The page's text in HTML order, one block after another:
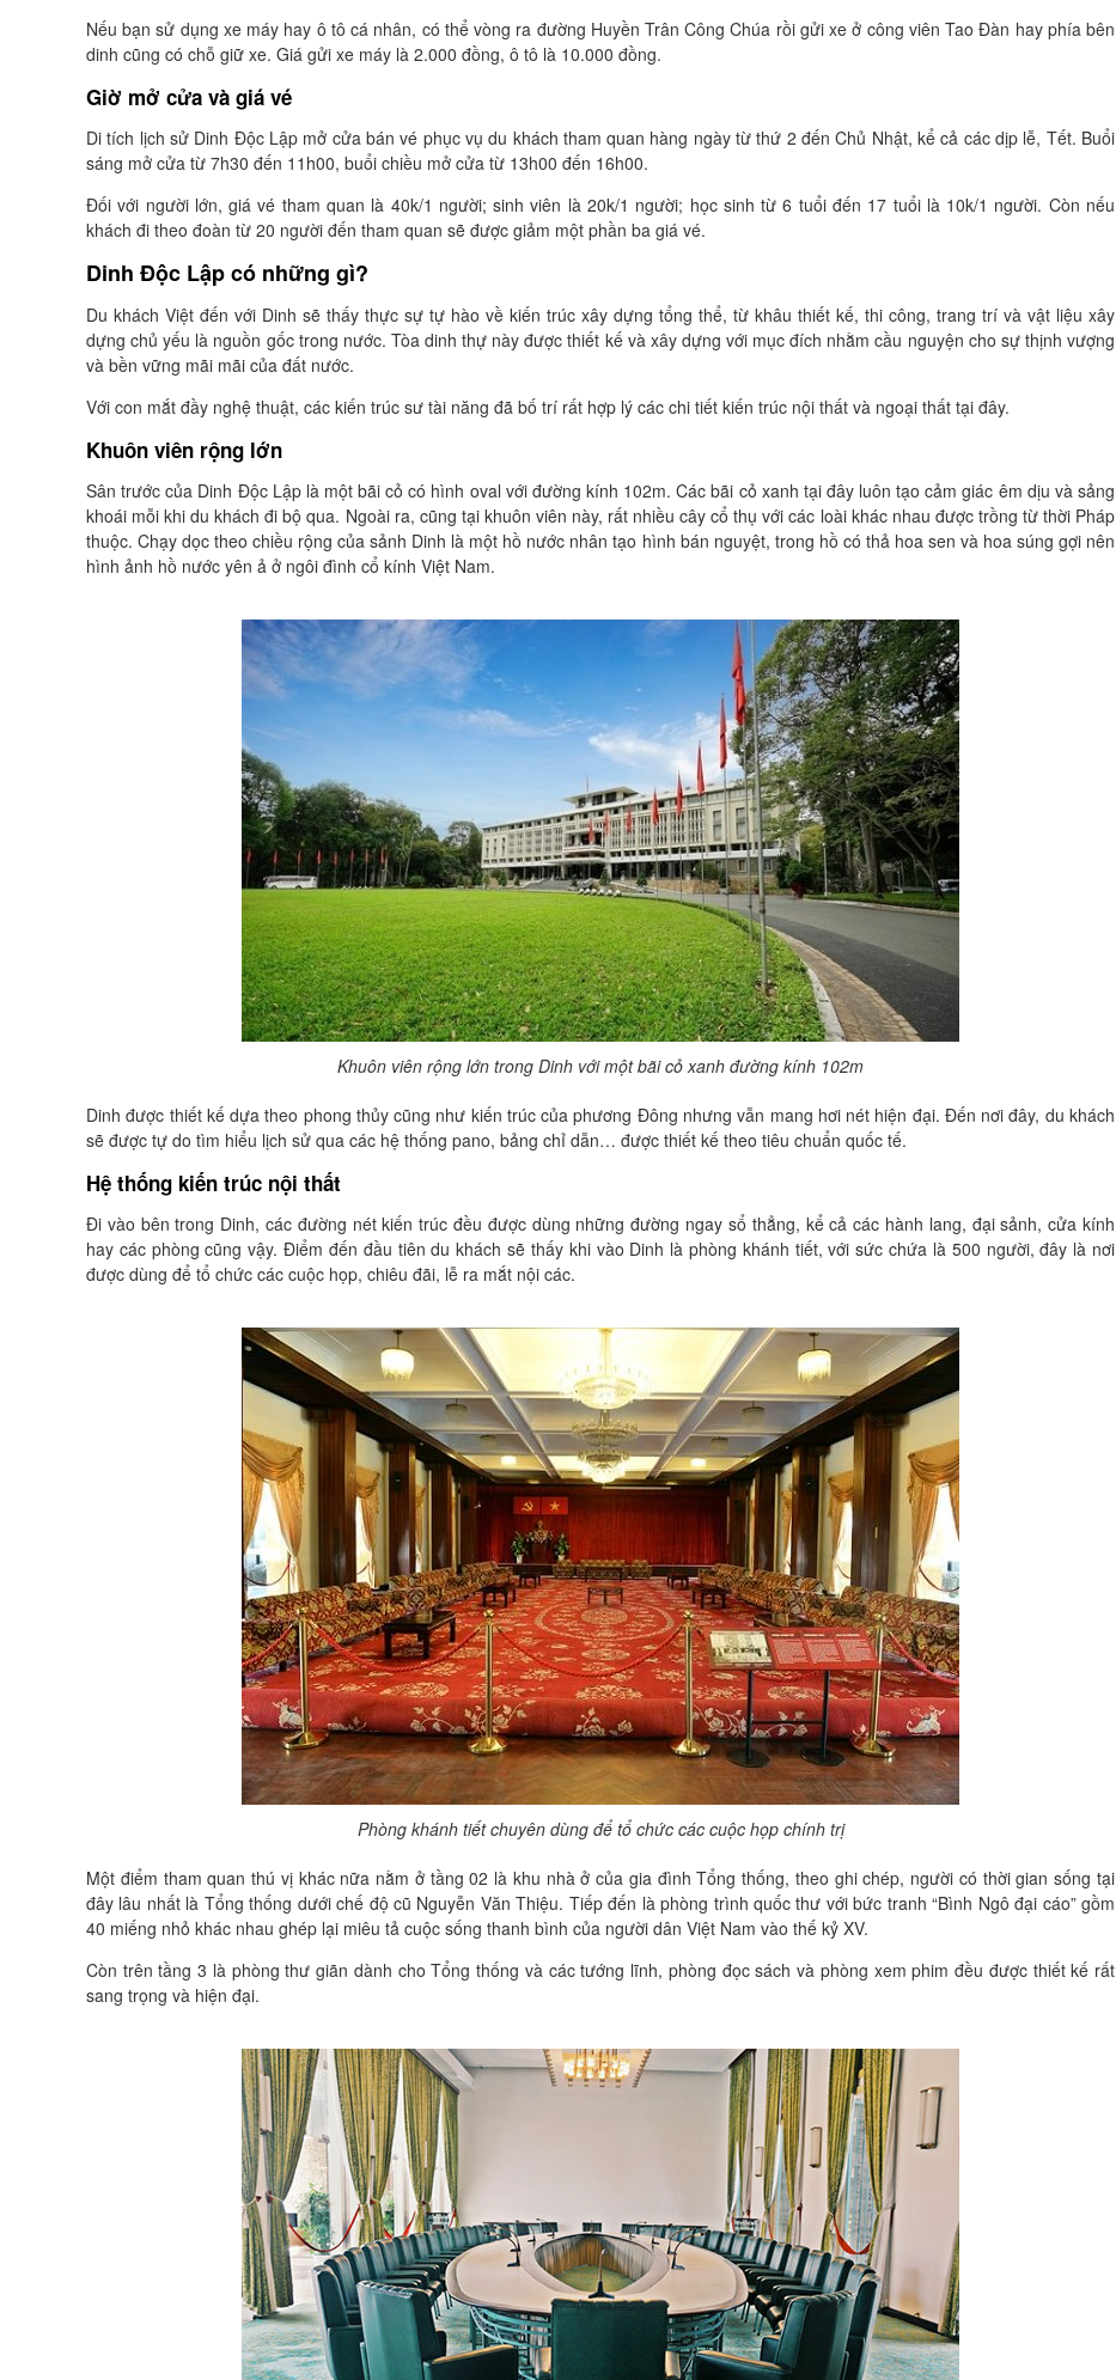
Nếu bạn sử dụng xe máy hay ô tô cá nhân, có thể vòng ra đường Huyền Trân Công Chúa rồi gửi xe ở công viên Tao Đàn hay phía bên
dinh cũng có chỗ giữ xe. Giá gửi xe máy là 2.000 đồng, ô tô là 10.000 đồng.
Giờ mở cửa và giá vé
Di tích lịch sử Dinh Độc Lập mở cửa bán vé phục vụ du khách tham quan hàng ngày từ thứ 2 đến Chủ Nhật, kể cả các dịp lễ, Tết. Buổi
sáng mở cửa từ 7h30 đến 11h00, buổi chiều mở cửa từ 13h00 đến 16h00.
Đối với người lớn, giá vé tham quan là 40k/1 người; sinh viên là 20k/1 người; học sinh từ 6 tuổi đến 17 tuổi là 10k/1 người. Còn nếu
khách đi theo đoàn từ 20 người đến tham quan sẽ được giảm một phần ba giá vé.
Dinh Độc Lập có những gì?
Du khách Việt đến với Dinh sẽ thấy thực sự tự hào về kiến trúc xây dựng tổng thể, từ khâu thiết kế, thi công, trang trí và vật liệu xây
dựng chủ yếu là nguồn gốc trong nước. Tòa dinh thự này được thiết kế và xây dựng với mục đích nhằm cầu nguyện cho sự thịnh vượng
và bền vững mãi mãi của đất nước.
Với con mắt đầy nghệ thuật, các kiến trúc sư tài năng đã bố trí rất hợp lý các chi tiết kiến trúc nội thất và ngoại thất tại đây.
Khuôn viên rộng lớn
Sân trước của Dinh Độc Lập là một bãi cỏ có hình oval với đường kính 102m. Các bãi cỏ xanh tại đây luôn tạo cảm giác êm dịu và sảng
khoái mỗi khi du khách đi bộ qua. Ngoài ra, cũng tại khuôn viên này, rất nhiều cây cổ thụ với các loài khác nhau được trồng từ thời Pháp
thuộc. Chạy dọc theo chiều rộng của sảnh Dinh là một hồ nước nhân tạo hình bán nguyệt, trong hồ có thả hoa sen và hoa súng gợi nên
hình ảnh hồ nước yên ả ở ngôi đình cổ kính Việt Nam.
Khuôn viên rộng lớn trong Dinh với một bãi cỏ xanh đường kính 102m
Dinh được thiết kế dựa theo phong thủy cũng như kiến trúc của phương Đông nhưng vẫn mang hơi nét hiện đại. Đến nơi đây, du khách
sẽ được tự do tìm hiểu lịch sử qua các hệ thống pano, bảng chỉ dẫn… được thiết kế theo tiêu chuẩn quốc tế.
Hệ thống kiến trúc nội thất
Đi vào bên trong Dinh, các đường nét kiến trúc đều được dùng những đường ngay sổ thẳng, kể cả các hành lang, đại sảnh, cửa kính
hay các phòng cũng vậy. Điểm đến đầu tiên du khách sẽ thấy khi vào Dinh là phòng khánh tiết, với sức chứa là 500 người, đây là nơi
được dùng để tổ chức các cuộc họp, chiêu đãi, lễ ra mắt nội các.
Phòng khánh tiết chuyên dùng để tổ chức các cuộc họp chính trị
Một điểm tham quan thú vị khác nữa nằm ở tầng 02 là khu nhà ở của gia đình Tổng thống, theo ghi chép, người có thời gian sống tại
đây lâu nhất là Tổng thống dưới chế độ cũ Nguyễn Văn Thiệu. Tiếp đến là phòng trình quốc thư với bức tranh “Bình Ngô đại cáo” gồm
40 miếng nhỏ khác nhau ghép lại miêu tả cuộc sống thanh bình của người dân Việt Nam vào thế kỷ XV.
Còn trên tầng 3 là phòng thư giãn dành cho Tổng thống và các tướng lĩnh, phòng đọc sách và phòng xem phim đều được thiết kế rất
sang trọng và hiện đại.